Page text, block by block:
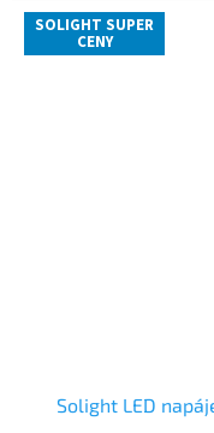
SOLIGHT SUPER
CENY
Solight LED